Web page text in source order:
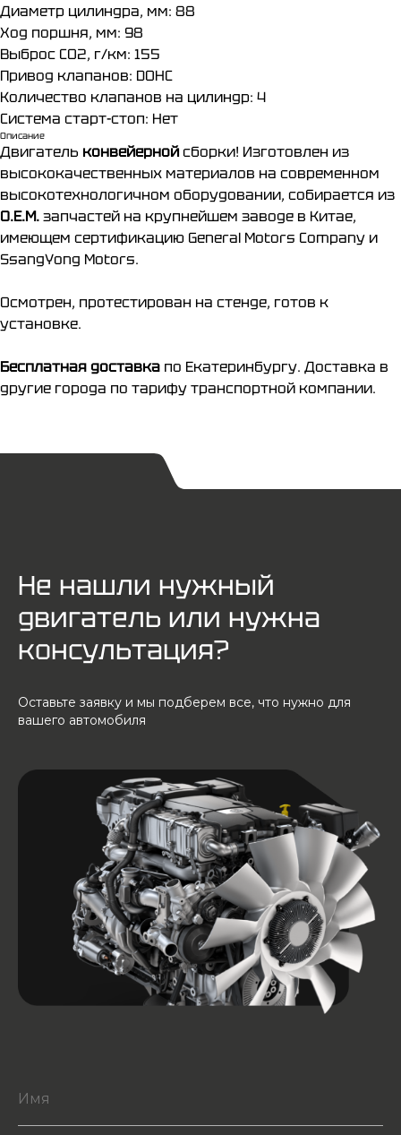
Диаметр цилиндра, мм: 88
Ход поршня, мм: 98
Выброс CO2, г/км: 155
Привод клапанов: DOHC
Количество клапанов на цилиндр: 4
Система старт-стоп: Нет
Описание
Двигатель конвейернойсборки! Изготовлен из
высококачественных материалов на современном
высокотехнологичном оборудовании, собирается из
О.Е.М.запчастей на крупнейшем заводе в Китае,
имеющем сертификацию General Motors Company и
SsangYong Motors.
Осмотрен, протестирован на стенде, готов к
установке.
Бесплатная доставка по Екатеринбургу. Доставка в
другие города по тарифу транспортной компании.
Не нашли нужный
двигатель или нужна
консультация?
Оставьте заявку и мы подберем все, что нужно для
вашего автомобиля